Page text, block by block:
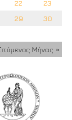
22
23
29
30
Μήνας »